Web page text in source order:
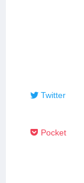
Twitter
Pocket